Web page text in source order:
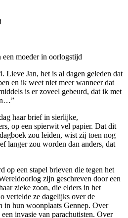
moeder in oorlogstijd
Lieve Jan, het is al dagen geleden dat
en ik weet niet meer wanneer dat
is er zoveel gebeurd, dat ik met
haar brief in sierlijke,
op een spierwit vel papier. Dat dit
zou leiden, wist zij toen nog
langer zou worden dan anders, dat
op een stapel brieven die tegen het
zijn geschreven door een
zieke zoon, die elders in het
vertelde ze dagelijks over de
in hun woonplaats Gennep. Over
invasie van parachutisten. Over